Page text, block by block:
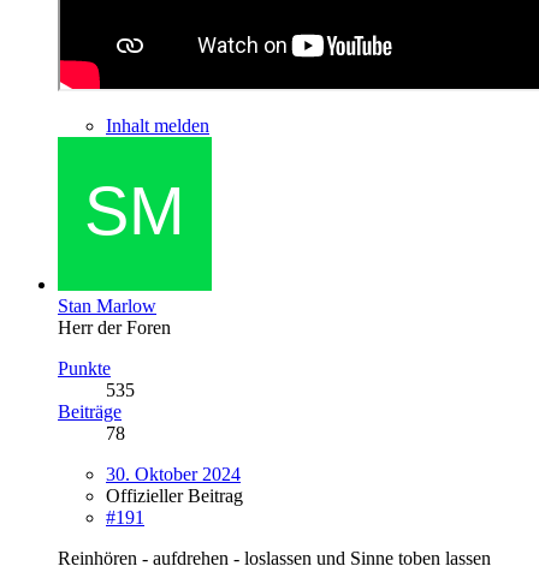
Inhalt melden
Stan Marlow
Herr der Foren
Punkte
535
Beiträge
78
30. Oktober 2024
Offizieller Beitrag
#191
Reinhören - aufdrehen - loslassen und Sinne toben lassen